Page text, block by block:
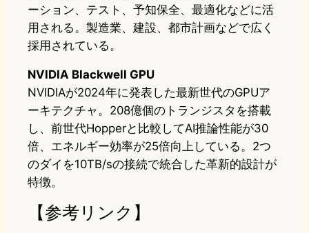
ーション、テスト、予知保全、最適化などに活
用される。製造業、建設、都市計画などで広く
採用されている。
NVIDIA Blackwell GPU
NVIDIAが2024年に発表した最新世代のGPUア
ーキテクチャ。208億個のトランジスタを搭載
し、前世代Hopperと比較してAI推論性能が30
倍、エネルギー効率が25倍向上している。2つ
のダイを10TB/sの接続で統合した革新的設計が
特徴。
【参考リンク】